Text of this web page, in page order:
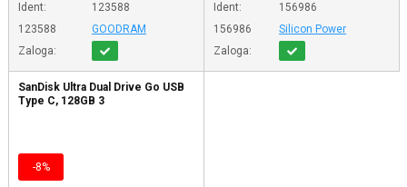
Ident:
123588
123588
GOODRAM
Zaloga:
Ident:
156986
156986
Silicon Power
Zaloga:
SanDisk Ultra Dual Drive Go USB
Type C, 128GB 3
-8%